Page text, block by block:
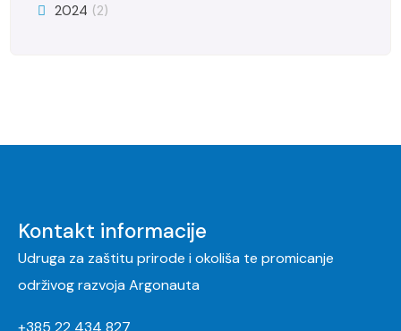
2024 (2)
Kontakt informacije
Udruga za zaštitu prirode i okoliša te promicanje
održivog razvoja Argonauta
+385 22 434 827